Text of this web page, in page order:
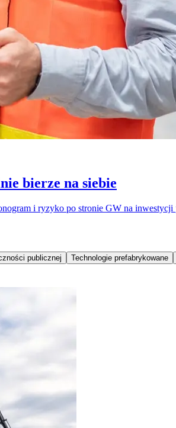
bierze na siebie
i ryzyko po stronie GW na inwestycji
publicznej
Technologie prefabrykowane